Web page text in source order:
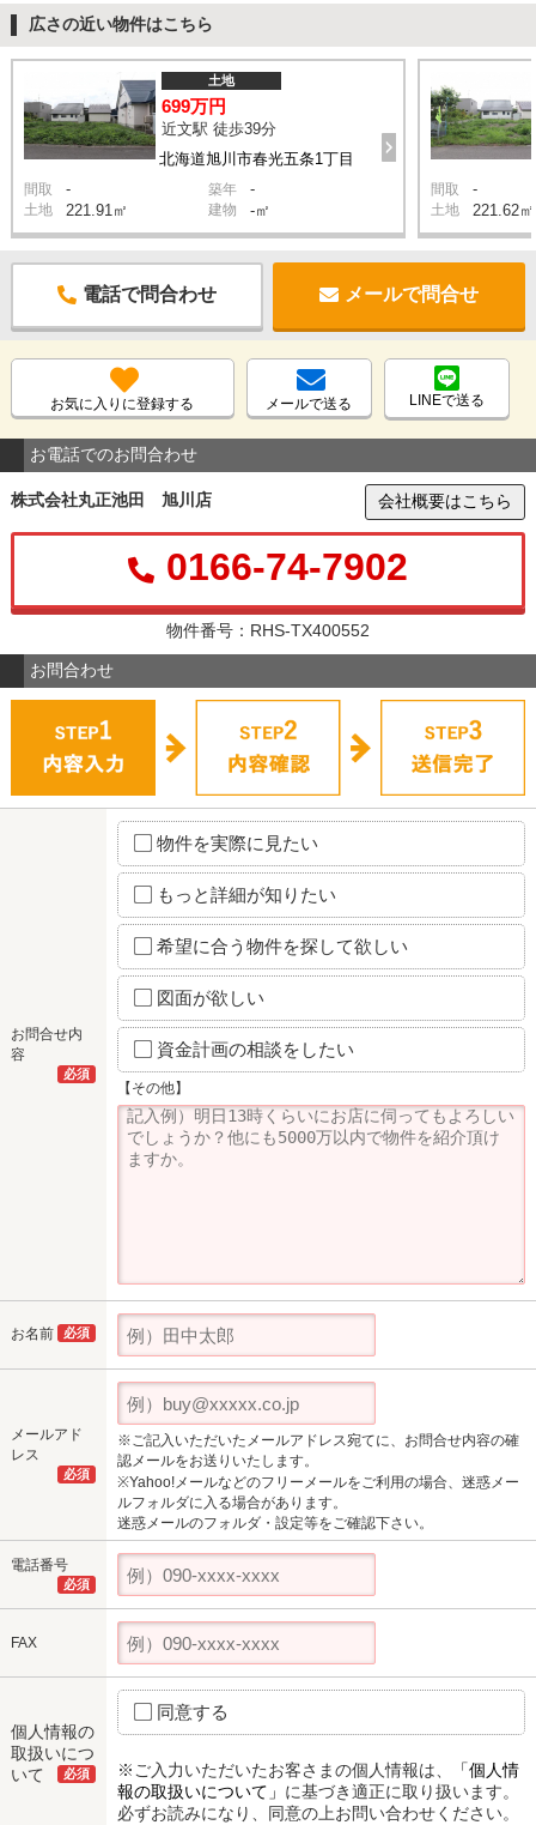
広さの近い物件はこちら
北海道旭川市春光五条1丁目
土地
699万円
近文駅 徒歩39分
間取 - 築年 -
土地 221.91㎡ 建物 -㎡
間取 -
土地 221.62㎡
電話で問合わせ メールで問合せ
お気に入りに登録する メールで送る LINEで送る
お電話でのお問合わせ
株式会社丸正池田 旭川店 会社概要はこちら
0166-74-7902
物件番号：RHS-TX400552
お問合わせ
お問合せ内
容
必須
物件を実際に見たい
もっと詳細が知りたい
希望に合う物件を探して欲しい
図面が欲しい
資金計画の相談をしたい
【その他】
お名前 必須
メールアド
レス
必須
※ご記入いただいたメールアドレス宛てに、お問合せ内容の確
認メールをお送りいたします。
※Yahoo!メールなどのフリーメールをご利用の場合、迷惑メー
ルフォルダに入る場合があります。
迷惑メールのフォルダ・設定等をご確認下さい。
電話番号
必須
FAX
個人情報の
取扱いにつ
いて
必須
同意する
※ご入力いただいたお客さまの個人情報は、
「個人情
報の取扱いについて」 に基づき適正に取り扱います。
必ずお読みになり、同意の上お問い合わせください。